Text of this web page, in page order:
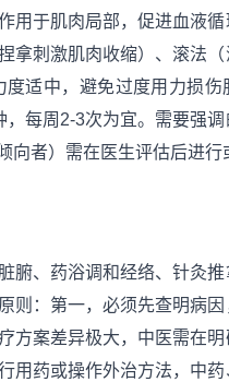
用于肌肉局部，促进血液
拿刺激肌肉收缩）、滚法
适中，避免过度用力损伤
每周2-3次为宜。需要强
者）需在医生评估后进行
、药浴调和经络、针灸推
则：第一，必须先查明病
方案差异极大，中医需在
用药或操作外治方法，中